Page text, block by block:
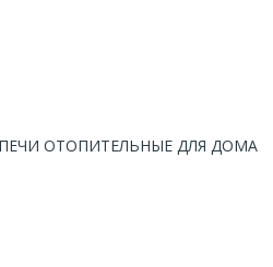
ПЕЧИ ОТОПИТЕЛЬНЫЕ ДЛЯ ДОМА